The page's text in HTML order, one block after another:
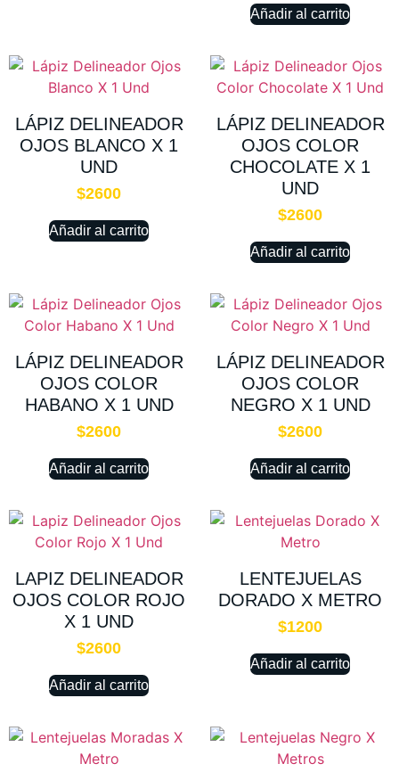
Añadir al carrito
LÁPIZ DELINEADOR
OJOS BLANCO X 1
UND
$2600
Añadir al carrito
LÁPIZ DELINEADOR
OJOS COLOR
CHOCOLATE X 1
UND
$2600
Añadir al carrito
LÁPIZ DELINEADOR
OJOS COLOR
HABANO X 1 UND
$2600
Añadir al carrito
LÁPIZ DELINEADOR
OJOS COLOR
NEGRO X 1 UND
$2600
Añadir al carrito
LAPIZ DELINEADOR
OJOS COLOR ROJO
X 1 UND
$2600
Añadir al carrito
LENTEJUELAS
DORADO X METRO
$1200
Añadir al carrito